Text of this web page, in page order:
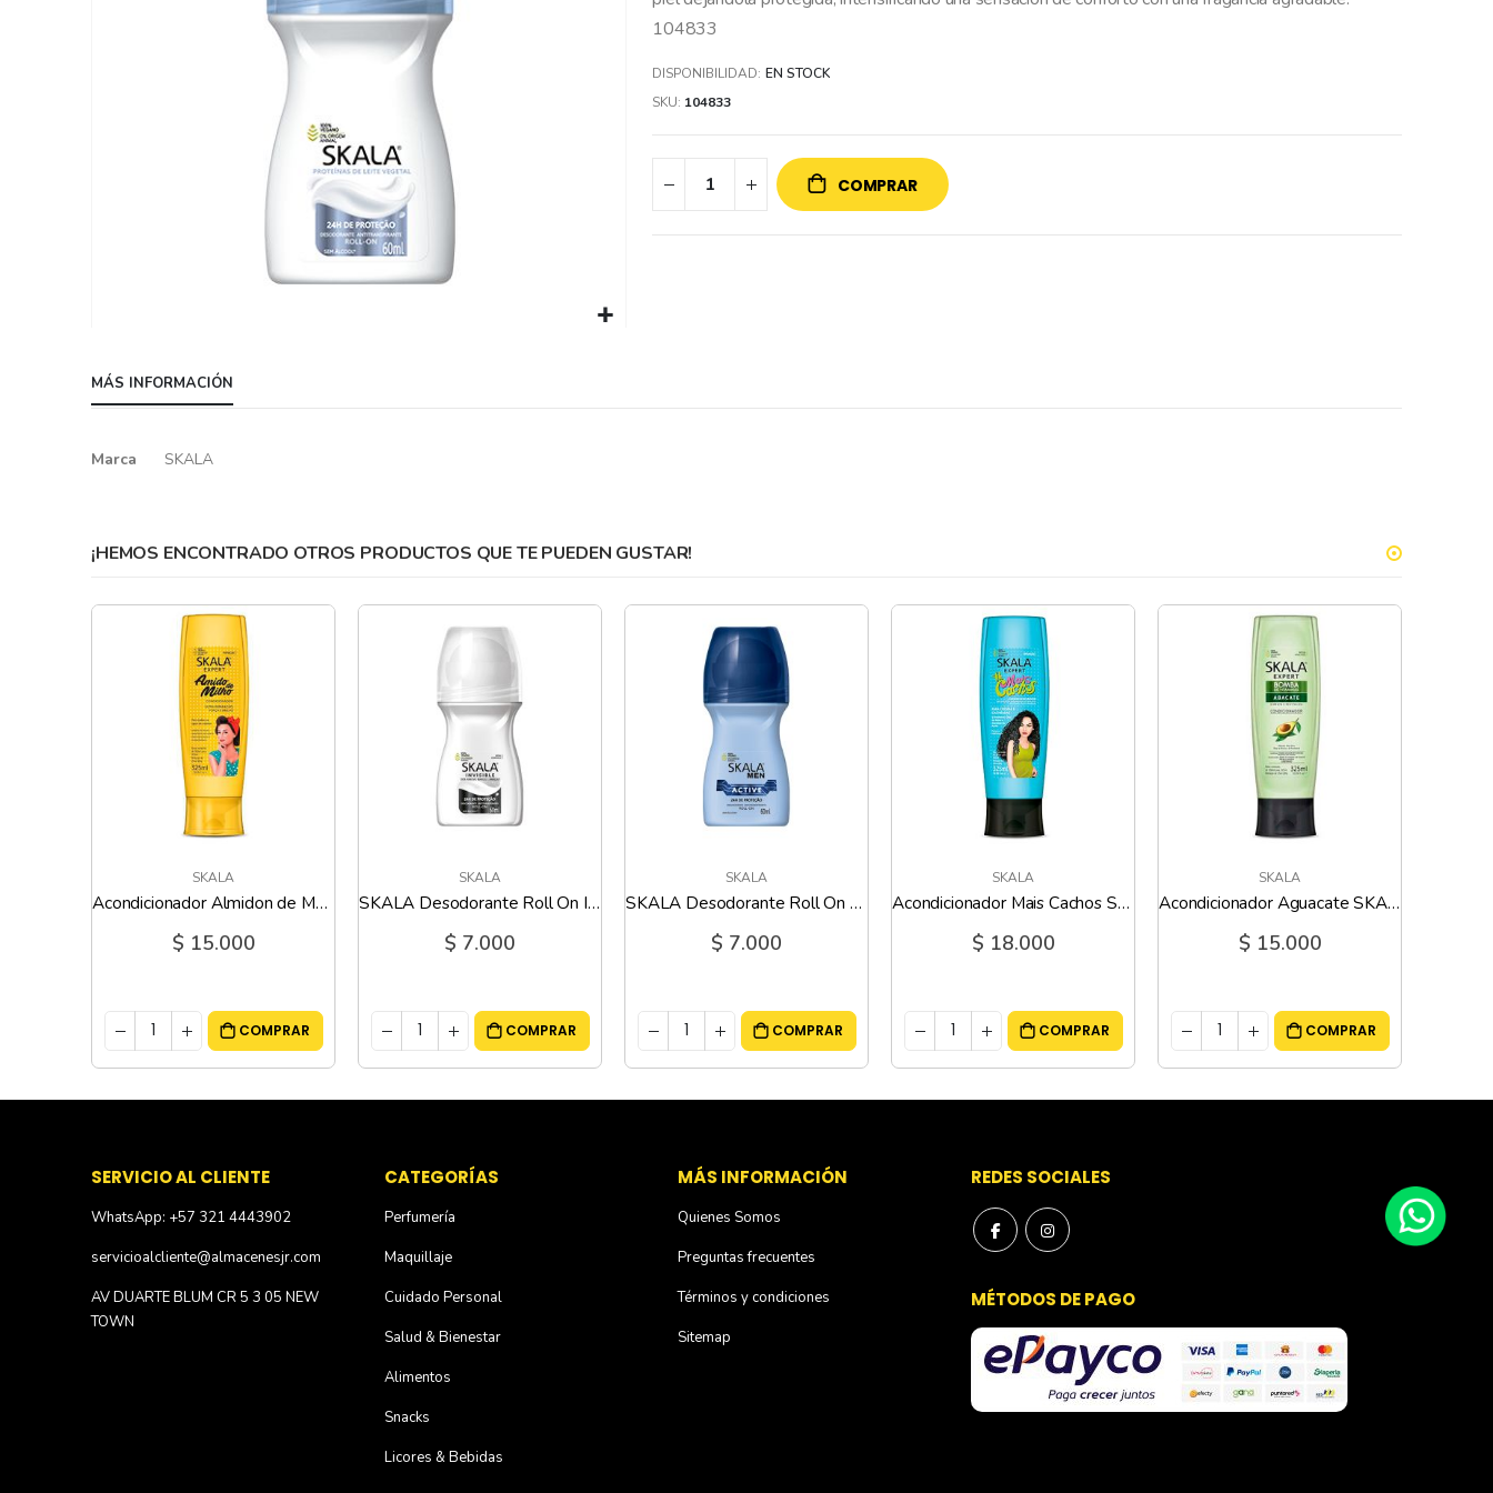
the
beginning
the
104833
DISPONIBILIDAD: EN STOCK
SKU 104833
COMPRAR
MÁS INFORMACIÓN
Más
Marca SKALA
¡HEMOS ENCONTRADO OTROS PRODUCTOS QUE TE PUEDEN GUSTAR!
SKALA
Acondicionador Almidon de Maiz SKALA - 325 Ml
$ 15.000
COMPRAR
SKALA
SKALA Desodorante Roll On Invisible - 60 Ml
$ 7.000
COMPRAR
SKALA
SKALA Desodorante Roll On Active - 60 Ml
$ 7.000
COMPRAR
SKALA
Acondicionador Mais Cachos SKALA - 325 Ml
$ 18.000
COMPRAR
SKALA
Acondicionador Aguacate SKALA - 325 Ml
$ 15.000
COMPRAR
SERVICIO AL CLIENTE
WhatsApp: +57 321 4443902
servicioalcliente@almacenesjr.com
AV DUARTE BLUM CR 5 3 05 NEW
TOWN
CATEGORÍAS
Perfumería
Maquillaje
Cuidado Personal
Salud & Bienestar
Alimentos
Snacks
Licores & Bebidas
MÁS INFORMACIÓN
Quienes Somos
Preguntas frecuentes
Términos y condiciones
Sitemap
REDES SOCIALES
MÉTODOS DE PAGO